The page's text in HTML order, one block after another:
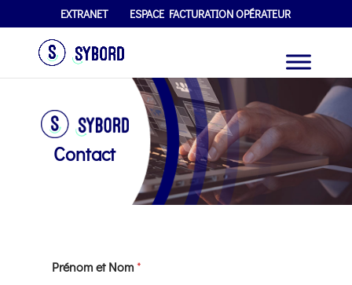
EXTRANET ESPACE FACTURATION OPÉRATEUR
Contact
Prénom et Nom*